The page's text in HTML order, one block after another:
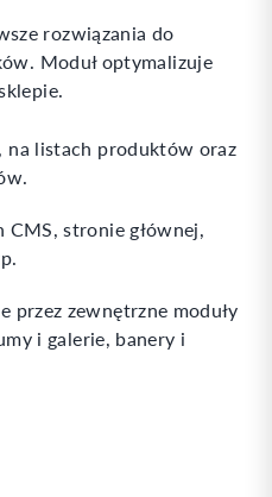
rozwiązania do
Moduł optymalizuje
listach produktów oraz
stronie głównej,
przez zewnętrzne moduły
i galerie, banery i